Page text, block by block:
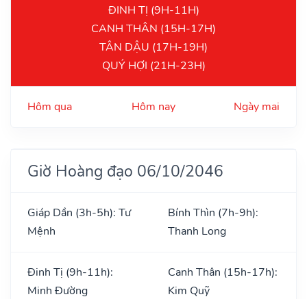
ĐINH TỊ (9H-11H)
CANH THÂN (15H-17H)
TÂN DẬU (17H-19H)
QUÝ HỢI (21H-23H)
Hôm qua Hôm nay Ngày mai
Giờ Hoàng đạo 06/10/2046
Giáp Dần (3h-5h): Tư
Mệnh
Bính Thìn (7h-9h):
Thanh Long
Đinh Tị (9h-11h):
Minh Đường
Canh Thân (15h-17h):
Kim Quỹ